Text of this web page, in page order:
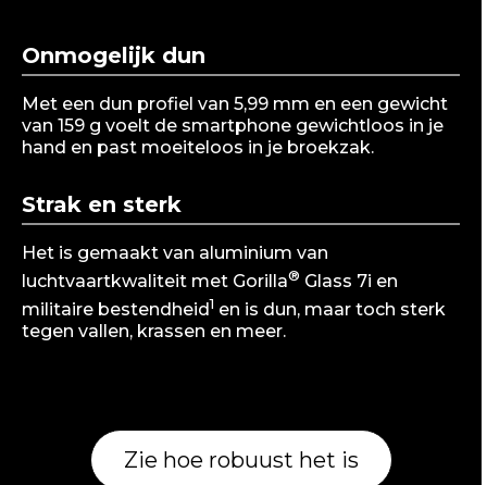
Onmogelijk dun
Met een dun profiel van 5,99 mm en een gewicht
van 159 g voelt de smartphone gewichtloos in je
hand en past moeiteloos in je broekzak.
Strak en sterk
Het is gemaakt van aluminium van
luchtvaartkwaliteit met Gorilla® Glass 7i en
militaire bestendheid1 en is dun, maar toch sterk
tegen vallen, krassen en meer.
Zie hoe robuust het is